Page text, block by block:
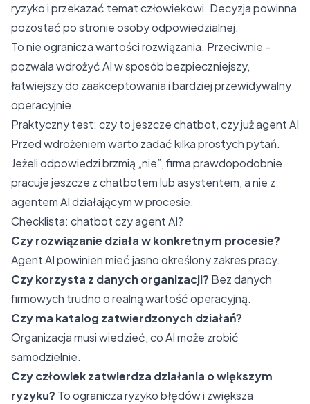
ryzyko i przekazać temat człowiekowi. Decyzja powinna
pozostać po stronie osoby odpowiedzialnej.
To nie ogranicza wartości rozwiązania. Przeciwnie -
pozwala wdrożyć AI w sposób bezpieczniejszy,
łatwiejszy do zaakceptowania i bardziej przewidywalny
operacyjnie.
Praktyczny test: czy to jeszcze chatbot, czy już agent AI
Przed wdrożeniem warto zadać kilka prostych pytań.
Jeżeli odpowiedzi brzmią „nie”, firma prawdopodobnie
pracuje jeszcze z chatbotem lub asystentem, a nie z
agentem AI działającym w procesie.
Checklista: chatbot czy agent AI?
Czy rozwiązanie działa w konkretnym procesie?
Agent AI powinien mieć jasno określony zakres pracy.
Czy korzysta z danych organizacji? Bez danych
firmowych trudno o realną wartość operacyjną.
Czy ma katalog zatwierdzonych działań?
Organizacja musi wiedzieć, co AI może zrobić
samodzielnie.
Czy człowiek zatwierdza działania o większym
ryzyku? To ogranicza ryzyko błędów i zwiększa